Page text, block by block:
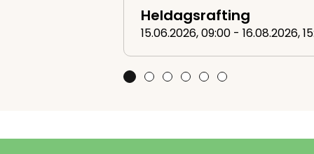
Heldagsrafting
15.06.2026, 09:00 - 16.08.2026,
Heldagsrafting
Ljøra - 4-timers kanotur
Ljøra - kano dagstur
Canyoning
Familierafting
Intro to Bike